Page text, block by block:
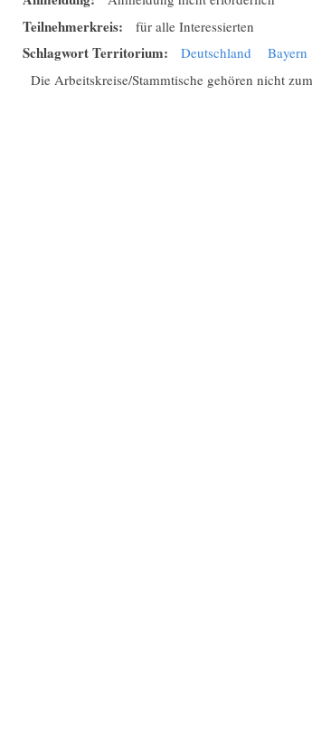
Teilnehmerkreis: für alle Interessierten
Schlagwort Territorium: Deutschland Bayern
Die Arbeitskreise/Stammtische gehören nicht